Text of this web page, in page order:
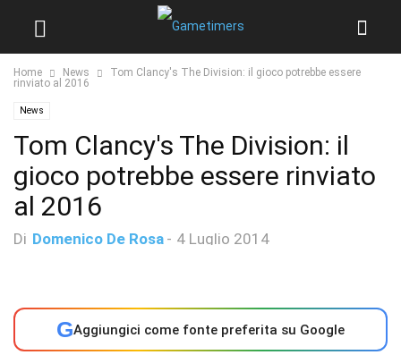
Home News
Tom Clancy's The Division: il gioco potrebbe essere
rinviato al 2016
News
Tom Clancy's The Division: il
gioco potrebbe essere rinviato
al 2016
Di Domenico De Rosa - 4 Luglio 2014
GAggiungici come fonte preferita su Google